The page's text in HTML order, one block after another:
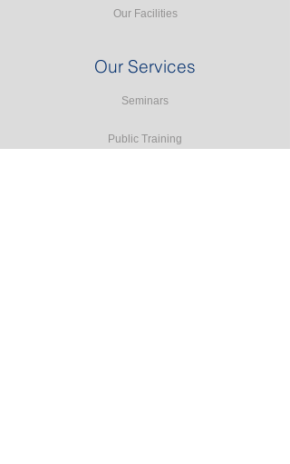
Our Facilities
Our Services
Seminars
Public Training